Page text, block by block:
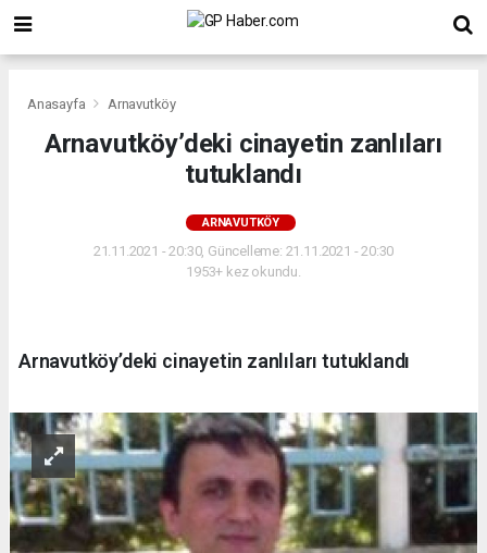
Anasayfa Arnavutköy
Arnavutköy’deki cinayetin zanlıları
tutuklandı
ARNAVUTKÖY
21.11.2021 - 20:30, Güncelleme: 21.11.2021 - 20:30
1953+ kez okundu.
Arnavutköy’deki cinayetin zanlıları tutuklandı